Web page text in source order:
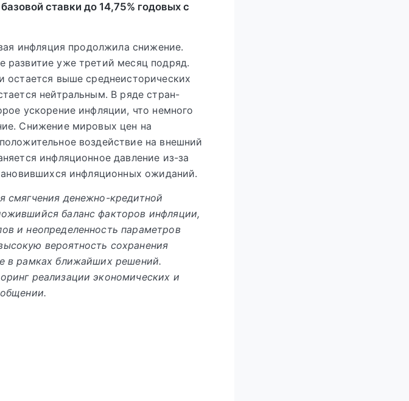
ставки до 14,75% годовых с
инфляция продолжила снижение.
уже третий месяц подряд.
остается выше среднеисторических
нейтральным. В ряде стран-
ускорение инфляции, что немного
Снижение мировых цен на
воздействие на внешний
инфляционное давление из-за
инфляционных ожиданий.
смягчения денежно-кредитной
баланс факторов инфляции,
и неопределенность параметров
вероятность сохранения
в рамках ближайших решений.
реализации экономических и